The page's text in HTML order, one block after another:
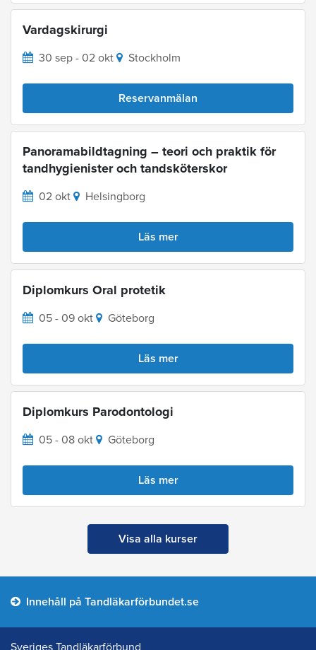
Vardagskirurgi
30 sep - 02 okt Stockholm
Reservanmälan
Panoramabildtagning – teori och praktik för
tandhygienister och tandsköterskor
02 okt Helsingborg
Läs mer
Diplomkurs Oral protetik
05 - 09 okt Göteborg
Läs mer
Diplomkurs Parodontologi
05 - 08 okt Göteborg
Läs mer
Visa alla kurser
Innehåll på Tandläkarförbundet.se
Sveriges Tandläkarförbund